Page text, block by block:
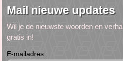
Mail nieuwe updates
Wil je de nieuwste woorden en
gratis in!
E-mailadres